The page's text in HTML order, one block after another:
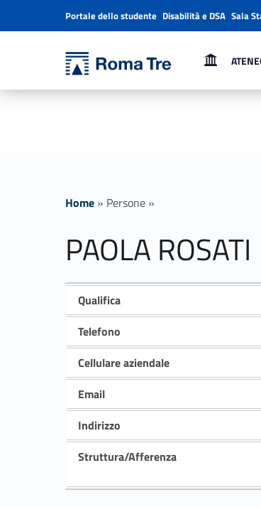
PAOLA ROSATI ricerca - Università Roma Tre
Primary Menu
Header info sidebar
Portale dello studente Disabilità e DSA Sala
Home » Persone »
PAOLA ROSATI
Qualifica
Telefono
Cellulare aziendale
Email
Indirizzo
Struttura/Afferenza